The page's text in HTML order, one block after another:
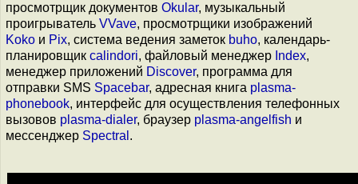
просмотрщик документов Okular, музыкальный
проигрыватель VVave, просмотрщики изображений
Koko и Pix, система ведения заметок buho, календарь-
планировщик calindori, файловый менеджер Index,
менеджер приложений Discover, программа для
отправки SMS Spacebar, адресная книга plasma-
phonebook, интерфейс для осуществления телефонных
вызовов plasma-dialer, браузер plasma-angelfish и
мессенджер Spectral .